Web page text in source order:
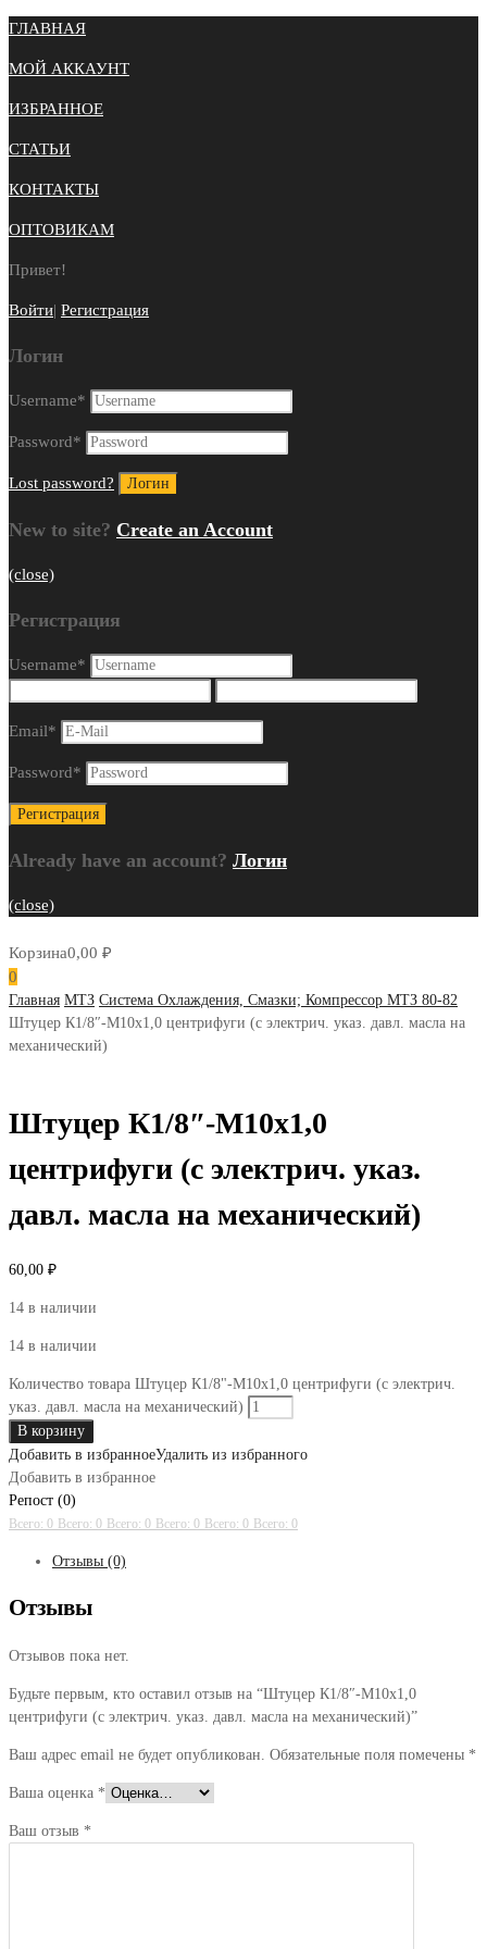
ГЛАВНАЯ
МОЙ АККАУНТ
ИЗБРАННОЕ
СТАТЬИ
КОНТАКТЫ
ОПТОВИКАМ
Привет!
Войти| Регистрация
Логин
Username*
Password*
Lost password?
New to site? Create an Account
(close)
Регистрация
Username*
Email*
Password*
Already have an account? Логин
(close)
Корзина0,00 ₽
0
Главная МТЗ Система Охлаждения, Смазки; Компрессор МТЗ 80-82
Штуцер К1/8″-М10х1,0 центрифуги (с электрич. указ. давл. масла на
механический)
Штуцер К1/8″-М10х1,0
центрифуги (с электрич. указ.
давл. масла на механический)
60,00 ₽
14 в наличии
14 в наличии
Количество товара Штуцер К1/8"-М10х1,0 центрифуги (с электрич.
указ. давл. масла на механический)
В корзину
Добавить в избранноеУдалить из избранного
Добавить в избранное
Репост (0)
Всего: 0 Всего: 0 Всего: 0 Всего: 0 Всего: 0 Всего: 0
Отзывы (0)
Отзывы
Отзывов пока нет.
Будьте первым, кто оставил отзыв на “Штуцер К1/8″-М10х1,0
центрифуги (с электрич. указ. давл. масла на механический)”
Ваш адрес email не будет опубликован. Обязательные поля помечены *
Ваша оценка *
Ваш отзыв *